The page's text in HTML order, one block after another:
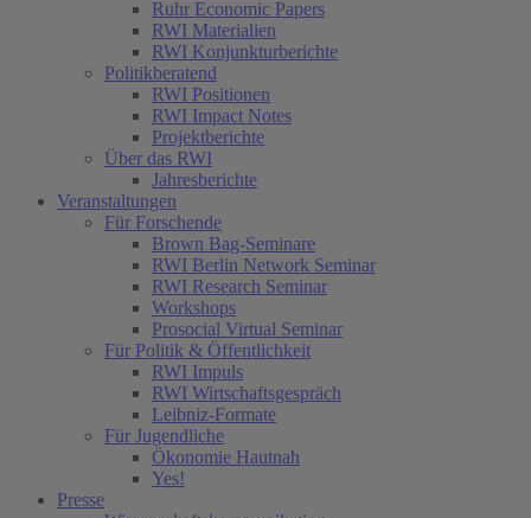
Ruhr Economic Papers
RWI Materialien
RWI Konjunkturberichte
Politikberatend
RWI Positionen
RWI Impact Notes
Projektberichte
Über das RWI
Jahresberichte
Veranstaltungen
Für Forschende
Brown Bag-Seminare
RWI Berlin Network Seminar
RWI Research Seminar
Workshops
Prosocial Virtual Seminar
Für Politik & Öffentlichkeit
RWI Impuls
RWI Wirtschaftsgespräch
Leibniz-Formate
Für Jugendliche
Ökonomie Hautnah
Yes!
Presse